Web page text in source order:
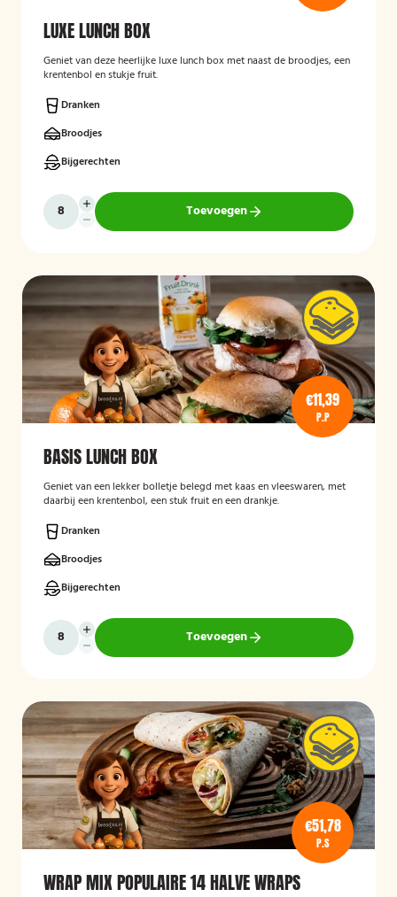
LUXE LUNCH BOX
Geniet van deze heerlijke luxe lunch box met naast de broodjes, een
krentenbol en stukje fruit.
Dranken
Broodjes
Bijgerechten
Toevoegen
€11,39
P.P
BASIS LUNCH BOX
Geniet van een lekker bolletje belegd met kaas en vleeswaren, met
daarbij een krentenbol, een stuk fruit en een drankje.
Dranken
Broodjes
Bijgerechten
Toevoegen
€51,78
P.S
WRAP MIX POPULAIRE 14 HALVE WRAPS